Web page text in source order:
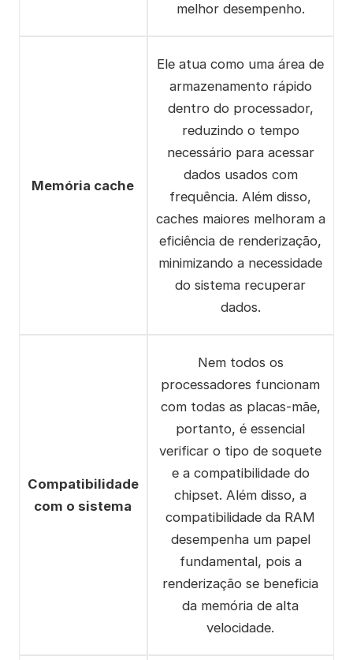
melhor desempenho.
Memória cache
Ele atua como uma área de
armazenamento rápido
dentro do processador,
reduzindo o tempo
necessário para acessar
dados usados com
frequência. Além disso,
caches maiores melhoram a
eficiência de renderização,
minimizando a necessidade
do sistema recuperar
dados.
Compatibilidade
com o sistema
Nem todos os
processadores funcionam
com todas as placas-mãe,
portanto, é essencial
verificar o tipo de soquete
e a compatibilidade do
chipset. Além disso, a
compatibilidade da RAM
desempenha um papel
fundamental, pois a
renderização se beneficia
da memória de alta
velocidade.